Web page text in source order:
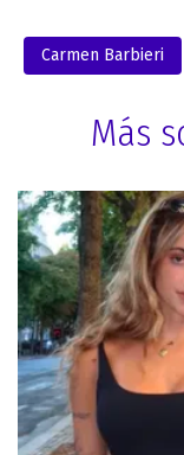
Carmen Barbieri
Más